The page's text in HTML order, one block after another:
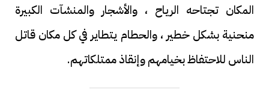
المكان تجتاحه الرياح ، والأشجار والمنشآت الكبيرة
منحنية بشكل خطير ، والحطام يتطاير في كل مكان قاتل
الناس للاحتفاظ بخيامهم وإنقاذ ممتلكاتهم.